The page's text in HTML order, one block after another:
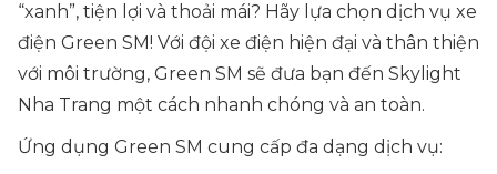
“xanh”, tiện lợi và thoải mái? Hãy lựa chọn dịch vụ xe
điện Green SM! Với đội xe điện hiện đại và thân thiện
với môi trường, Green SM sẽ đưa bạn đến Skylight
Nha Trang một cách nhanh chóng và an toàn.
Ứng dụng Green SM cung cấp đa dạng dịch vụ: